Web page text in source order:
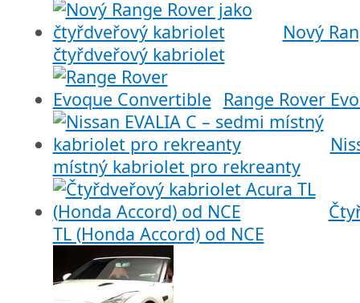
Nový
čtyřdveřový kabriolet
Range Rover
místný kabriolet pro rekreanty
TL (Honda Accord) od NCE